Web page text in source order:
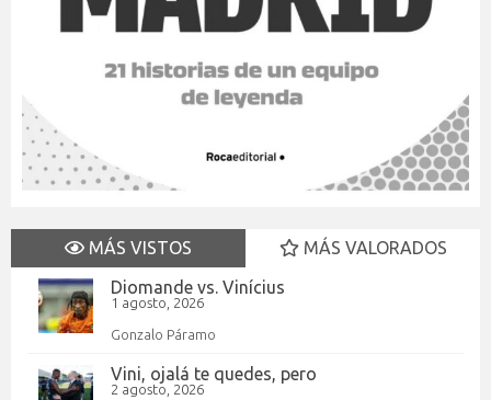
MÁS VISTOS
MÁS VALORADOS
Diomande vs. Vinícius
1 agosto, 2026
Gonzalo Páramo
Vini, ojalá te quedes, pero
2 agosto, 2026